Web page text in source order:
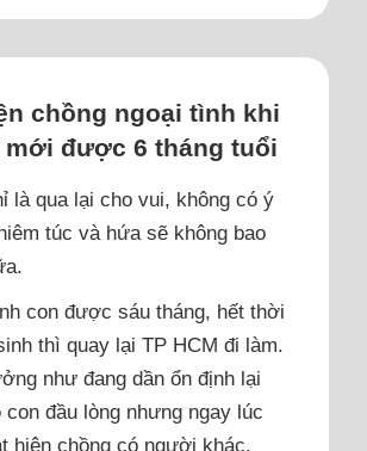
chồng ngoại tình khi
được 6 tháng tuổi
là qua lại cho vui, không có ý
túc và hứa sẽ không bao
con được sáu tháng, hết thời
thì quay lại TP HCM đi làm.
như đang dần ổn định lại
đầu lòng nhưng ngay lúc
hiện chồng có người khác.